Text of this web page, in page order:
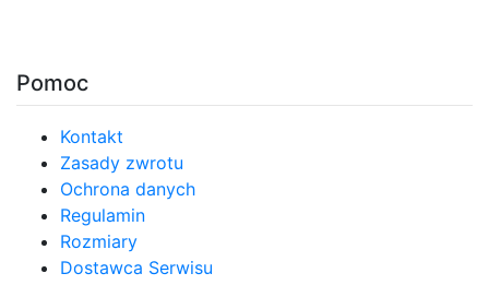
Pomoc
Kontakt
Zasady zwrotu
Ochrona danych
Regulamin
Rozmiary
Dostawca Serwisu